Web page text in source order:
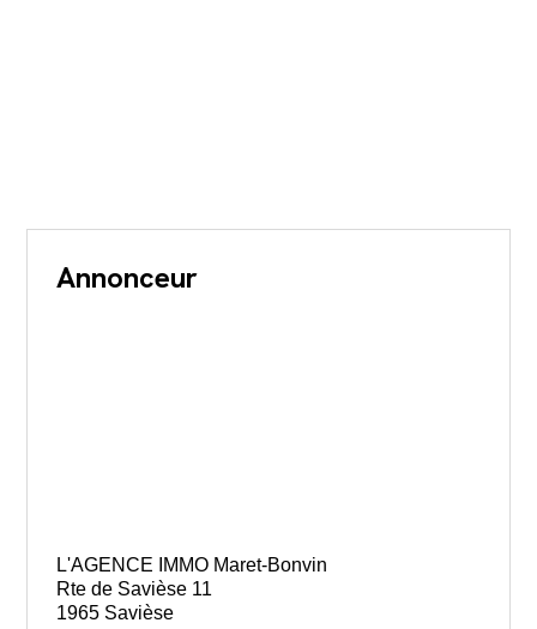
Annonceur
L'AGENCE IMMO Maret-Bonvin
Rte de Savièse 11
1965 Savièse